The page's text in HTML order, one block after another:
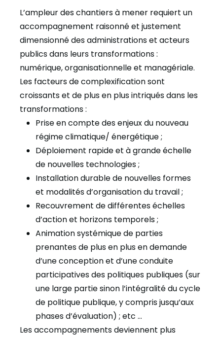
L’ampleur des chantiers à mener requiert un
accompagnement raisonné et justement
dimensionné des administrations et acteurs
publics dans leurs transformations :
numérique, organisationnelle et managériale.
Les facteurs de complexification sont
croissants et de plus en plus intriqués dans les
transformations :
Prise en compte des enjeux du nouveau
régime climatique/ énergétique ;
Déploiement rapide et à grande échelle
de nouvelles technologies ;
Installation durable de nouvelles formes
et modalités d’organisation du travail ;
Recouvrement de différentes échelles
d’action et horizons temporels ;
Animation systémique de parties
prenantes de plus en plus en demande
d’une conception et d’une conduite
participatives des politiques publiques (sur
une large partie sinon l’intégralité du cycle
de politique publique, y compris jusqu’aux
phases d’évaluation) ; etc …
Les accompagnements deviennent plus